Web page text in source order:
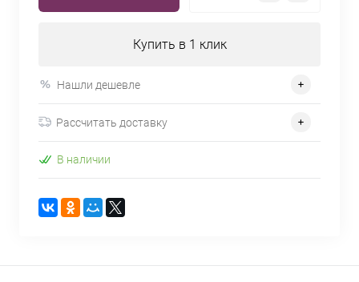
Купить в 1 клик
Нашли дешевле
Рассчитать доставку
В наличии